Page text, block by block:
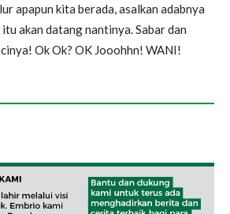
apapun kita berada, asalkan adabnya
akan datang nantinya. Sabar dan
Ok Ok? OK Jooohhn! WANI!